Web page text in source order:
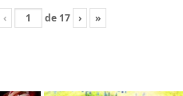
‹ de 17 › »